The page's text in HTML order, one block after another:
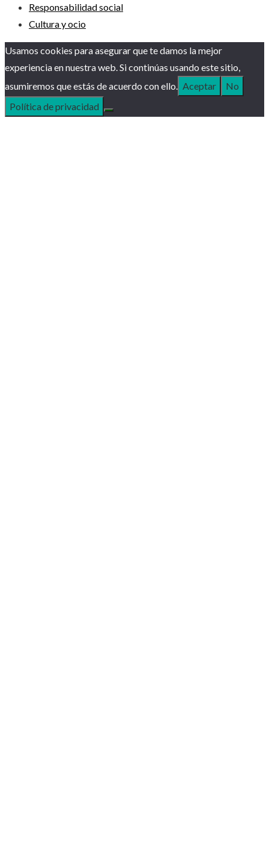
Responsabilidad social
Cultura y ocio
Usamos cookies para asegurar que te damos la mejor
experiencia en nuestra web. Si continúas usando este sitio,
asumiremos que estás de acuerdo con ello.
Aceptar
No
Política de privacidad